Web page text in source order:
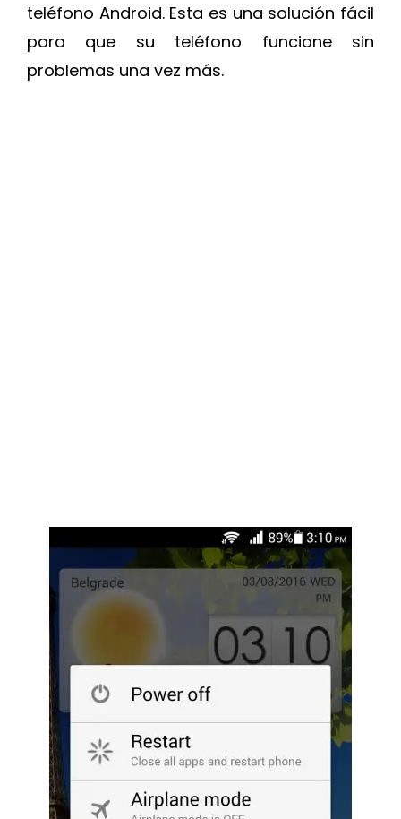
teléfono Android. Esta es una solución fácil
para que su teléfono funcione sin
problemas una vez más.